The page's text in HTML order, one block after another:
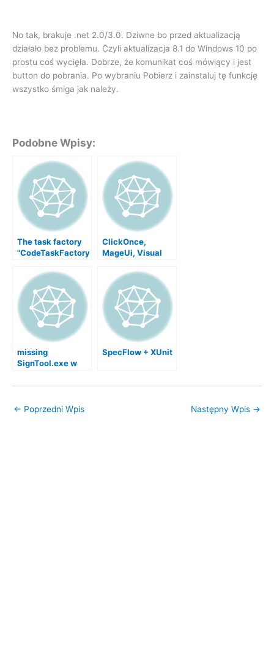
No tak, brakuje .net 2.0/3.0. Dziwne bo przed aktualizacją
działało bez problemu. Czyli aktualizacja 8.1 do Windows 10 po
prostu coś wycięła. Dobrze, że komunikat coś mówiący i jest
button do pobrania. Po wybraniu Pobierz i zainstaluj tę funkcję
wszystko śmiga jak należy.
Podobne Wpisy:
The task factory
"CodeTaskFactory
loaded from the
assembly
ClickOnce,
MageUi, Visual
problem z
publikacją
missing
SignTool.exe w
SpecFlow + XUnit
← Poprzedni Wpis Następny Wpis →